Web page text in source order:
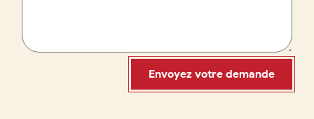
09 86 23 49 09
Envoyez votre demande